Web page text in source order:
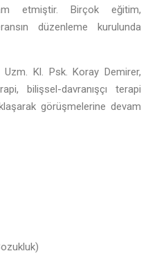
etmiştir. Birçok eğitim,
düzenleme kurulunda
Uzm. Kl. Psk. Koray Demirer,
bilişsel-davranışçı terapi
görüşmelerine devam